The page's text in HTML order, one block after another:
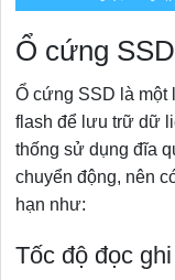
Ổ cứng
Ổ cứng SSD là
flash để lưu trữ dữ
thống sử dụng đĩa
chuyển động, nên
hạn như:
Tốc độ đọc